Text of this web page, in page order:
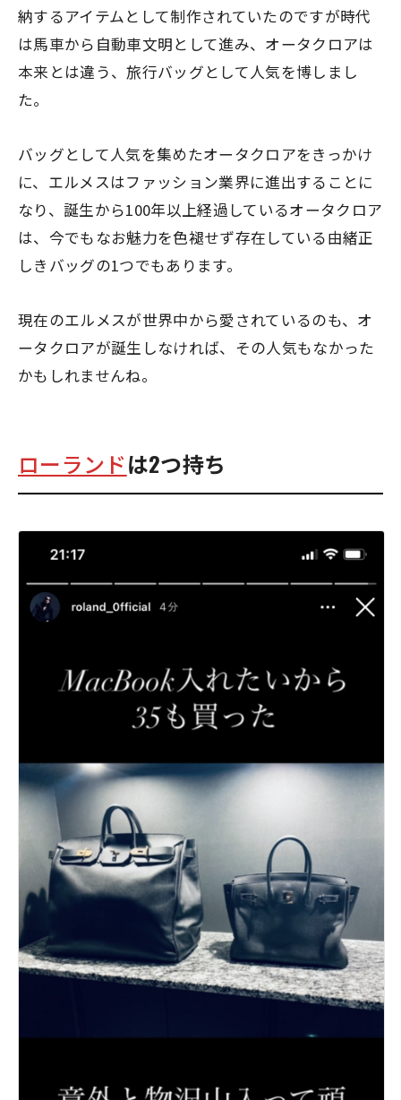
納するアイテムとして制作されていたのですが時代
は馬車から自動車文明として進み、オータクロアは
本来とは違う、旅行バッグとして人気を博しまし
た。
バッグとして人気を集めたオータクロアをきっかけ
に、エルメスはファッション業界に進出することに
なり、誕生から100年以上経過しているオータクロア
は、今でもなお魅力を色褪せず存在している由緒正
しきバッグの1つでもあります。
現在のエルメスが世界中から愛されているのも、オ
ータクロアが誕生しなければ、その人気もなかった
かもしれませんね。
ローランドは2つ持ち